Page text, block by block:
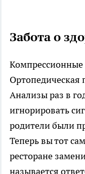
Забота о
Компрессионные
Ортопедическая
Анализы раз в
игнорировать
родители были
Теперь вы тот
ресторане
называется